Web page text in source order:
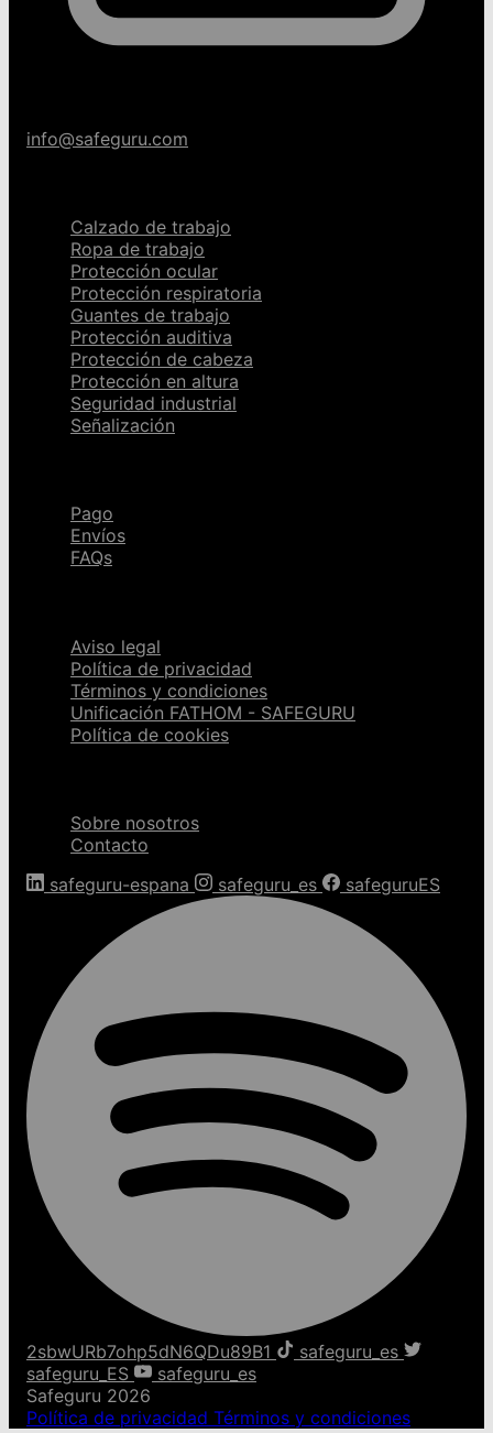
info@safeguru.com
Calzado de trabajo
Ropa de trabajo
Protección ocular
Protección respiratoria
Guantes de trabajo
Protección auditiva
Protección de cabeza
Protección en altura
Seguridad industrial
Señalización
Pago
Envíos
FAQs
Aviso legal
Política de privacidad
Términos y condiciones
Unificación FATHOM - SAFEGURU
Política de cookies
Sobre nosotros
Contacto
safeguru-espana
safeguru_es safeguruES
2sbwURb7ohp5dN6QDu89B1
safeguru_es
safeguru_ES
safeguru_es
Safeguru 2026
Política de privacidad Términos y condiciones